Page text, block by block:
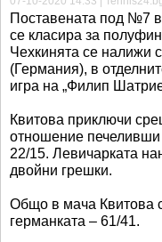
Поставената под №7
се класира за
Чехкинята се налижи
(Германия), в
игра на „Филип
Квитова приключи
отношение печеливши
22/15. Левичарката
двойни грешки.
Общо в мача Квитова
германката – 61/41.